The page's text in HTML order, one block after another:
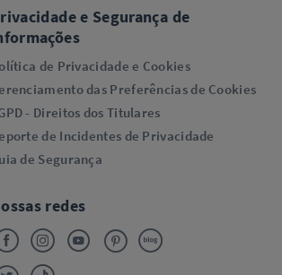
e Segurança de
de Privacidade e Cookies
das Preferências de Cookies
- Direitos dos Titulares
de Incidentes de Privacidade
de Segurança
redes